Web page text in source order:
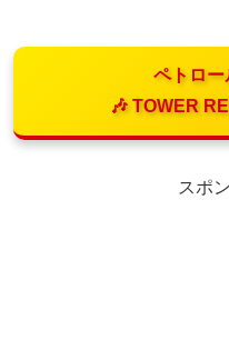
ペトロー
🎶 TOWER
スポ